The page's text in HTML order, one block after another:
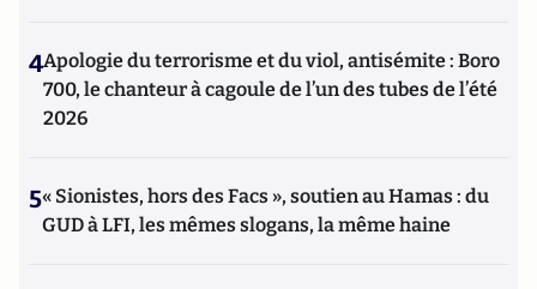
4Apologie du terrorisme et du viol, antisémite : Boro
700, le chanteur à cagoule de l’un des tubes de l’été
2026
5« Sionistes, hors des Facs », soutien au Hamas : du
GUD à LFI, les mêmes slogans, la même haine